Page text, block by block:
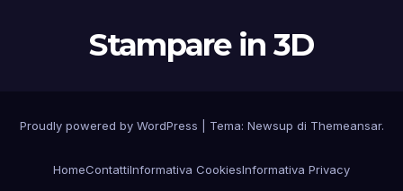
Stampare in 3D
Proudly powered by WordPress Tema: Newsup di Themeansar.
HomeContattiInformativa CookiesInformativa Privacy